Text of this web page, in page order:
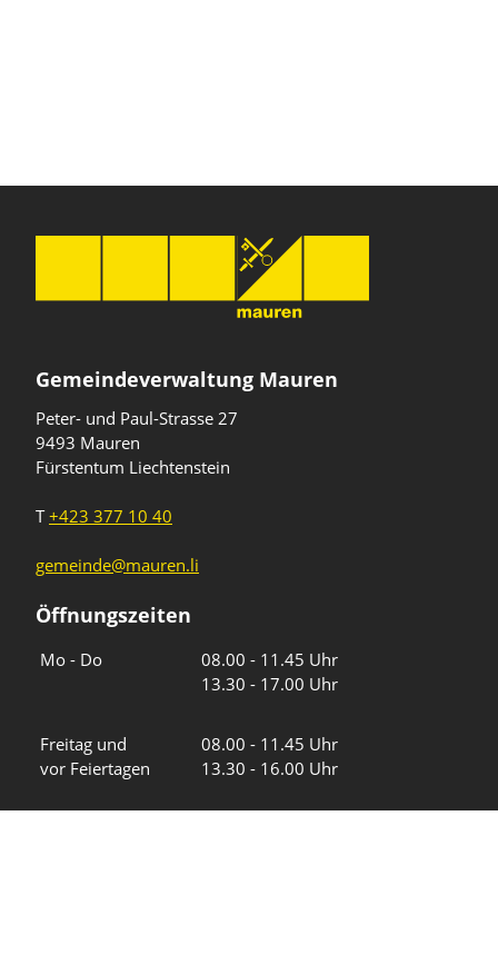
Gemeindeverwaltung Mauren
Peter- und Paul-Strasse 27
9493 Mauren
Fürstentum Liechtenstein
T+423 377 10 40
gemeinde@mauren.li
Öffnungszeiten
Mo - Do
08.00 - 11.45 Uhr
13.30 - 17.00 Uhr
Freitag und
vor Feiertagen
08.00 - 11.45 Uhr
13.30 - 16.00 Uhr